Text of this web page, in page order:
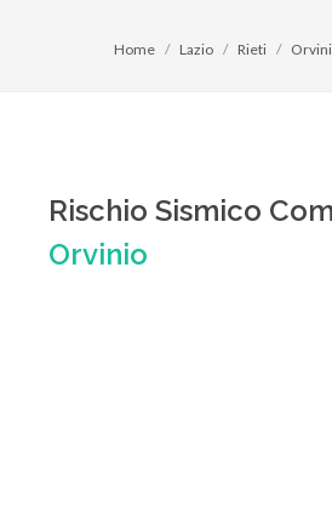
Home Lazio Rieti
Rischio Sismico
Orvinio